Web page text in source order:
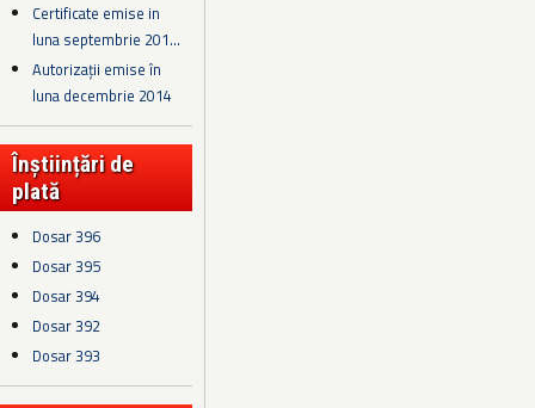
Certificate emise in
luna septembrie 201...
Autorizații emise în
luna decembrie 2014
Înștiințări de
plată
Dosar 396
Dosar 395
Dosar 394
Dosar 392
Dosar 393